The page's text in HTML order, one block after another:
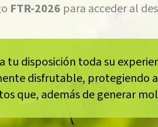
FTR-2026 para acceder al
tu disposición toda su
disfrutable, protegiendo
que, además de generar